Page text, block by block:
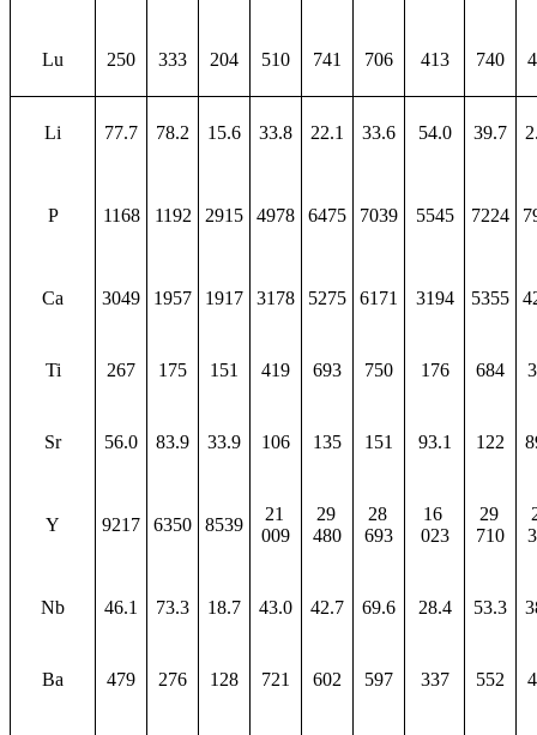
Lu 250 333 204 510 741 706 413 740
Li 77.7 78.2 15.6 33.8 22.1 33.6 54.0 39.7
P 1168 1192 2915 4978 6475 7039 5545 7224
Ca 3049 1957 1917 3178 5275 6171 3194 5355
Ti 267 175 151 419 693 750 176 684
Sr 56.0 83.9 33.9 106 135 151 93.1 122
Y 9217 6350 8539
21
009
29
480
28
693
16
023
29
710
Nb 46.1 73.3 18.7 43.0 42.7 69.6 28.4 53.3
Ba 479 276 128 721 602 597 337 552